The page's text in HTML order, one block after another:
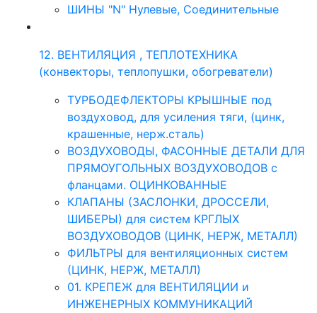
ШИНЫ "N" Нулевые, Соединительные
12. ВЕНТИЛЯЦИЯ , ТЕПЛОТЕХНИКА
(конвекторы, теплопушки, обогреватели)
ТУРБОДЕФЛЕКТОРЫ КРЫШНЫЕ под
воздуховод, для усиления тяги, (цинк,
крашенные, нерж.сталь)
ВОЗДУХОВОДЫ, ФАСОННЫЕ ДЕТАЛИ ДЛЯ
ПРЯМОУГОЛЬНЫХ ВОЗДУХОВОДОВ с
фланцами. ОЦИНКОВАННЫЕ
КЛАПАНЫ (ЗАСЛОНКИ, ДРОССЕЛИ,
ШИБЕРЫ) для систем КРГЛЫХ
ВОЗДУХОВОДОВ (ЦИНК, НЕРЖ, МЕТАЛЛ)
ФИЛЬТРЫ для вентиляционных систем
(ЦИНК, НЕРЖ, МЕТАЛЛ)
01. КРЕПЕЖ для ВЕНТИЛЯЦИИ и
ИНЖЕНЕРНЫХ КОММУНИКАЦИЙ